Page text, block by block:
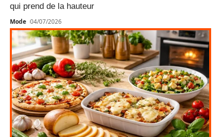
qui prend de la hauteur
Mode 04/07/2026